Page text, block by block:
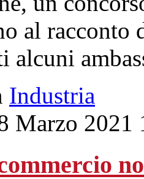
al racconto
alcuni
Industria
Marzo 2021